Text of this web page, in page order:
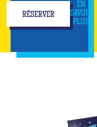
RÉSERVER
EN
SAVOIR
PLUS